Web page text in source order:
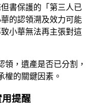
書保護的「第三人已
的認領溯及效力可能
小華無法再主張對這
，遺產是否已分割，
權的關鍵因素。
提醒